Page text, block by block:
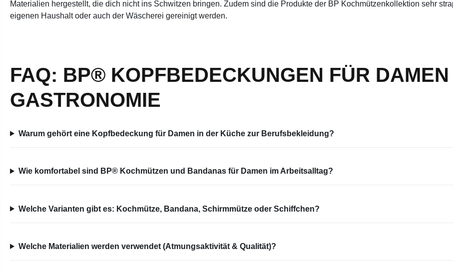
Materialien hergestellt, die dich nicht ins Schwitzen bringen. Zudem sind die Produkte der BP Kochmützenkollektion sehr
eigenen Haushalt oder auch der Wäscherei gereinigt werden.
FAQ: BP® KOPFBEDECKUNGEN FÜR
GASTRONOMIE
Warum gehört eine Kopfbedeckung für Damen in der Küche zur Berufsbekleidung?
Wie komfortabel sind BP® Kochmützen und Bandanas für Damen im Arbeitsalltag?
Welche Varianten gibt es: Kochmütze, Bandana, Schirmmütze oder Schiffchen?
Welche Materialien werden verwendet (Atmungsaktivität & Qualität)?